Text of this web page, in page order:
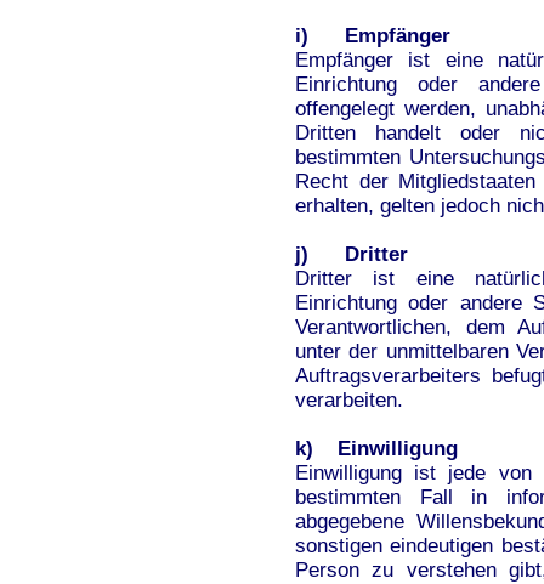
i) Empfänger
Empfänger ist eine
Einrichtung oder
offengelegt werden,
Dritten handelt oder
bestimmten
Recht der Mitgliedstaaten
erhalten, gelten jedoch
j) Dritter
Dritter ist eine
Einrichtung oder andere
Verantwortlichen, dem
unter der unmittelbaren
Auftragsverarbeiters
verarbeiten.
k) Einwilligung
Einwilligung ist jede von
bestimmten Fall in
abgegebene
sonstigen eindeutigen
Person zu verstehen